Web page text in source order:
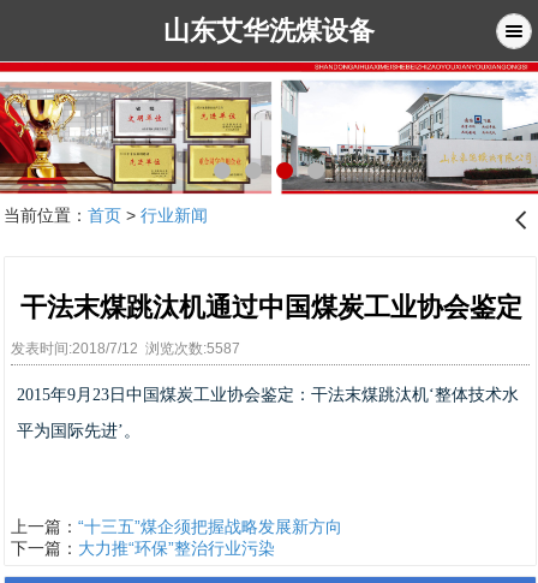
山东艾华洗煤设备
当前位置： 首页> 行业新闻 󰊒
干法末煤跳汰机通过中国煤炭工业协会鉴定
发表时间:2018/7/12 浏览次数:5587
2015年9月23日中国煤炭工业协会鉴定：干法末煤跳汰机‘整体技术水
平为国际先进’。
上一篇： “十三五”煤企须把握战略发展新方向
下一篇： 大力推“环保”整治行业污染